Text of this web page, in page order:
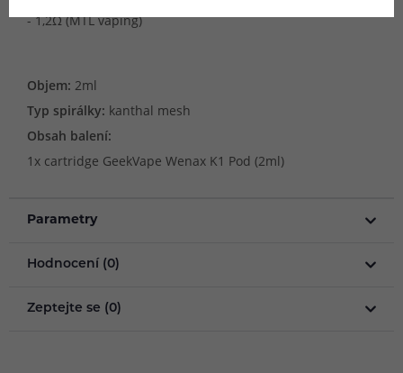
- 1,2Ω (MTL vaping)
Objem: 2ml
Typ spirálky: kanthal mesh
Obsah balení:
1x cartridge GeekVape Wenax K1 Pod (2ml)
Parametry
Hodnocení (0)
Zeptejte se (0)